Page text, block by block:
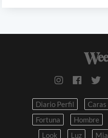
Diario Perfil Caras
Fortuna
Hombre
Look
Luz Mia